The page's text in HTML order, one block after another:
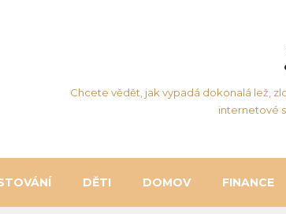
Chcete vědět, jak vypadá dokonalá lež,
internetové
DĚTI DOMOV FINANCE